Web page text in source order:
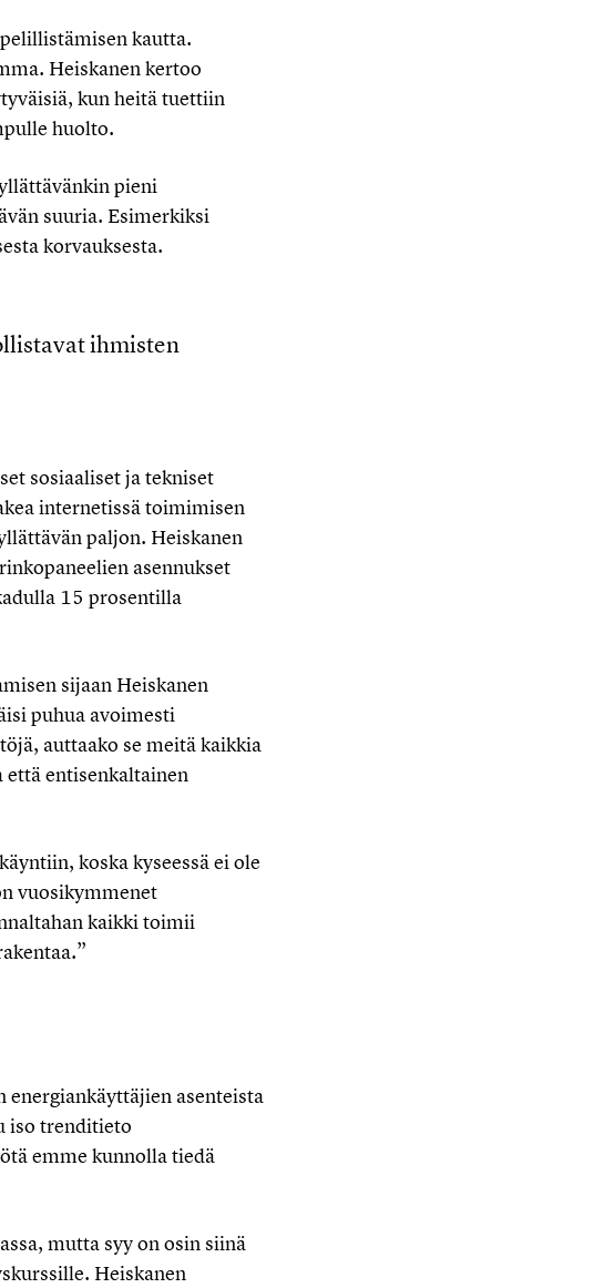
kautta.
Heiskanen kertoo
kun heitä tuettiin
huolto.
pieni
suuria. Esimerkiksi
korvauksesta.
ihmisten
sosiaaliset ja tekniset
internetissä toimimisen
paljon. Heiskanen
asennukset
15 prosentilla
sijaan Heiskanen
puhua avoimesti
auttaako se meitä kaikkia
että entisenkaltainen
koska kyseessä ei ole
vuosikymmenet
kaikki toimii
energiankäyttäjien asenteista
iso trenditieto
emme kunnolla tiedä
mutta syy on osin siinä
Heiskanen